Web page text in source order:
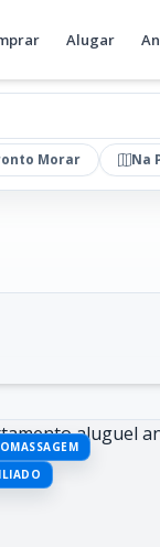
Alugar
Morar Na